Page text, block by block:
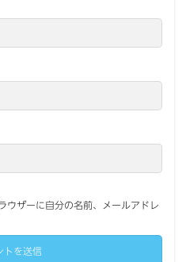
ウザーに自分の名前、メールアドレ